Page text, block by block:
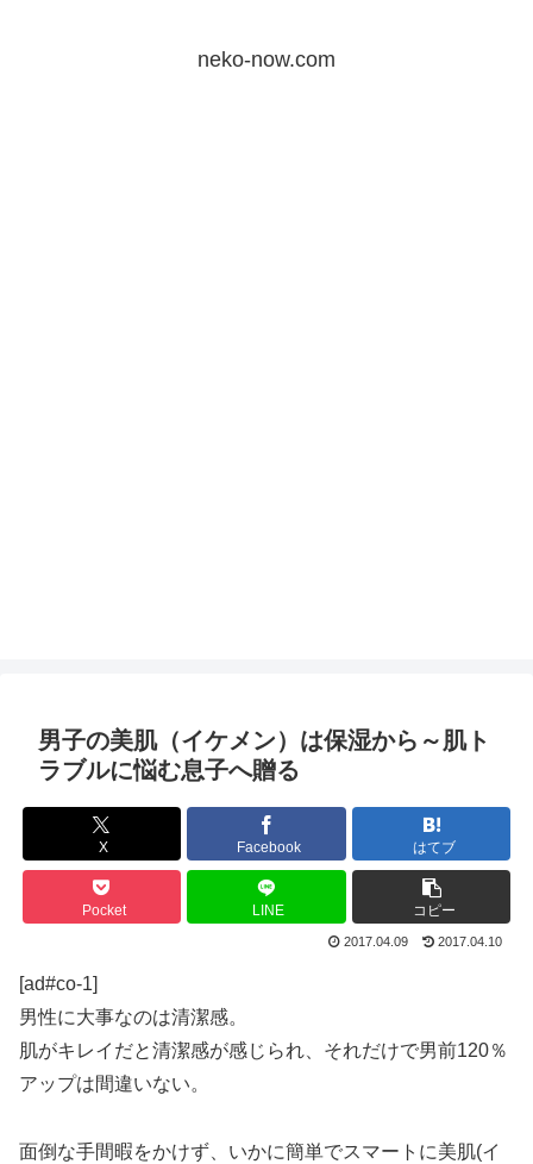
neko-now.com
男子の美肌（イケメン）は保湿から～肌ト
ラブルに悩む息子へ贈る
X Facebook はてブ
Pocket LINE コピー
2017.04.09 2017.04.10
[ad#co-1]
男性に大事なのは清潔感。
肌がキレイだと清潔感が感じられ、それだけで男前120％
アップは間違いない。
面倒な手間暇をかけず、いかに簡単でスマートに美肌(イ